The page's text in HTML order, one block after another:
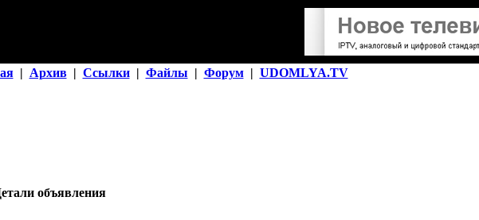
| Архив | Ссылки | Файлы | Форум | UDOMLYA.TV
объявления